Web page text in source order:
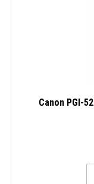
Canon PGI-